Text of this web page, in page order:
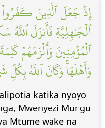
إِذۡ جَعَلَ ٱلَّذِينَ كَفَرُواْ
ٱلۡجَٰهِلِيَّةِ فَأَنزَلَ ٱللَّهُ
ٱلۡمُؤۡمِنِينَ وَأَلۡزَمَهُمۡ
وَأَهۡلَهَاۚ وَكَانَ ٱللَّهُ بِكُلِّ
katika nyoyo
Mwenyezi Mungu
Mtume wake na